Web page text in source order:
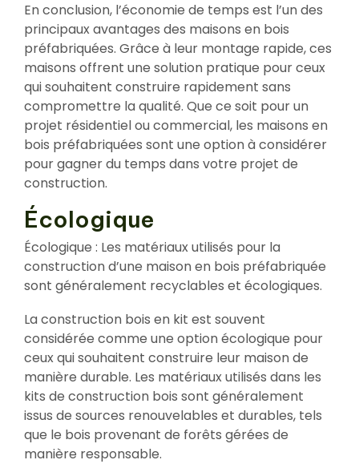
En conclusion, l’économie de temps est l’un des
principaux avantages des maisons en bois
préfabriquées. Grâce à leur montage rapide, ces
maisons offrent une solution pratique pour ceux
qui souhaitent construire rapidement sans
compromettre la qualité. Que ce soit pour un
projet résidentiel ou commercial, les maisons en
bois préfabriquées sont une option à considérer
pour gagner du temps dans votre projet de
construction.
Écologique
Écologique : Les matériaux utilisés pour la
construction d’une maison en bois préfabriquée
sont généralement recyclables et écologiques.
La construction bois en kit est souvent
considérée comme une option écologique pour
ceux qui souhaitent construire leur maison de
manière durable. Les matériaux utilisés dans les
kits de construction bois sont généralement
issus de sources renouvelables et durables, tels
que le bois provenant de forêts gérées de
manière responsable.